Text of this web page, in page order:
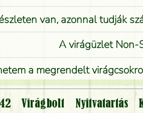
van, azonnal tudják
A virágüzlet Non-
a megrendelt
Vidékre is
Virágbolt Nyitvatartás